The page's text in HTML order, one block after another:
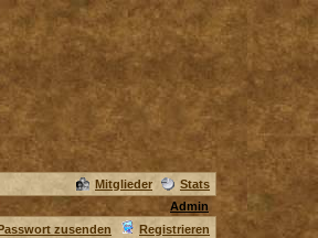
Mitglieder
Stats
Admin
zusenden Registrieren